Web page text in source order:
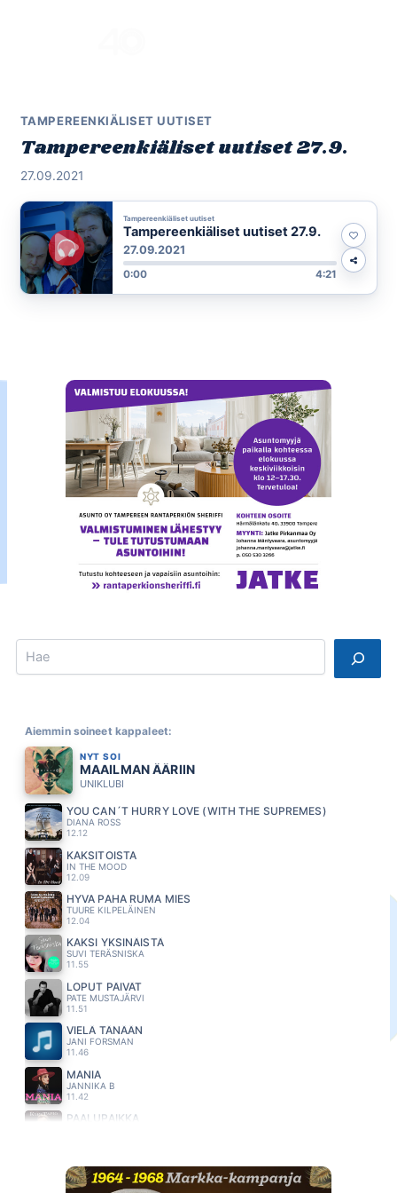
TAMPEREENKIÄLISET UUTISET
Tampereenkiäliset uutiset 27.9.
27.09.2021
Tampereenkiäliset uutiset
Tampereenkiäliset uutiset 27.9.
27.09.2021
0:00 4:21
Search
Aiemmin soineet kappaleet:
NYT SOI
MAAILMAN ÄÄRIIN
UNIKLUBI
YOU CAN´T HURRY LOVE (WITH THE SUPREMES)
DIANA ROSS
12.12
KAKSITOISTA
IN THE MOOD
12.09
HYVA PAHA RUMA MIES
TUURE KILPELÄINEN
12.04
KAKSI YKSINÄISTÄ
SUVI TERÄSNISKA
11.55
LOPUT PÄIVÄT
PATE MUSTAJÄRVI
11.51
VIELÄ TÄNÄÄN
JANI FORSMAN
11.46
MANIA
JANNIKA B
11.42
PAALUPAIKKA
RODEO
11.32